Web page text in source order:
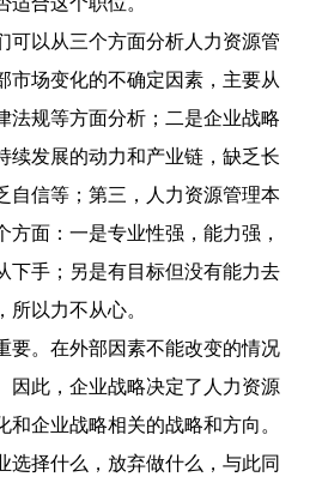
可以从三个方面分析人力资源管
市场变化的不确定因素，主要从
法规等方面分析；二是企业战略
续发展的动力和产业链，缺乏长
自信等；第三，人力资源管理本
方面：一是专业性强，能力强，
下手；另是有目标但没有能力去
以力不从心。
要。在外部因素不能改变的情况
因此，企业战略决定了人力资源
企业战略相关的战略和方向。
选择什么，放弃做什么，与此同